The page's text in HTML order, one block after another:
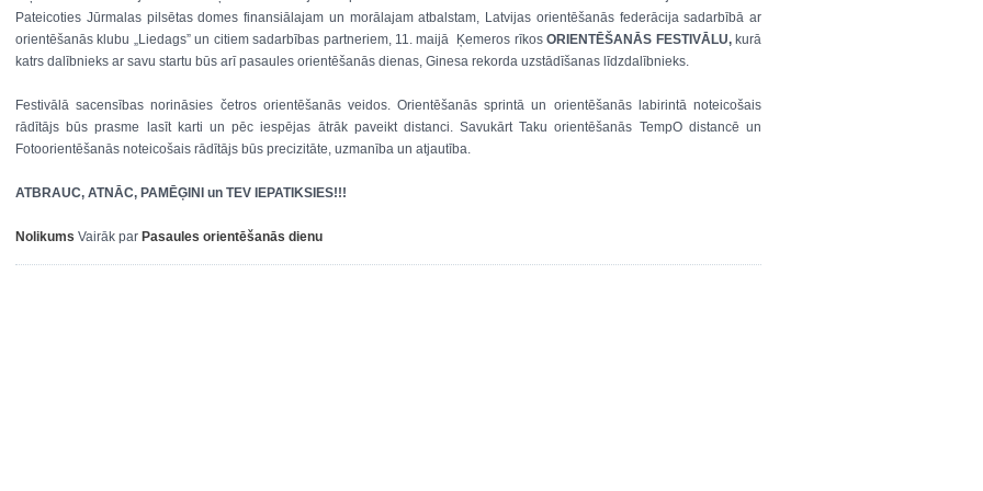
Pateicoties Jūrmalas pilsētas domes finansiālajam un morālajam atbalstam, Latvijas orientēšanās federācija sadarbībā ar
orientēšanās klubu „Liedags” un citiem sadarbības partneriem, 11. maijā Ķemeros rīkosORIENTĒŠANĀS FESTIVĀLU,kurā
katrs dalībnieks ar savu startu būs arī pasaules orientēšanās dienas, Ginesa rekorda uzstādīšanas līdzdalībnieks.
Festivālā sacensības norināsies četros orientēšanās veidos. Orientēšanās sprintā un orientēšanās labirintā noteicošais
rādītājs būs prasme lasīt karti un pēc iespējas ātrāk paveikt distanci. Savukārt Taku orientēšanās TempO distancē un
Fotoorientēšanās noteicošais rādītājs būs precizitāte, uzmanība un atjautība.
ATBRAUC, ATNĀC, PAMĒĢINI un TEV IEPATIKSIES!!!
Nolikums Vairāk par Pasaules orientēšanās dienu